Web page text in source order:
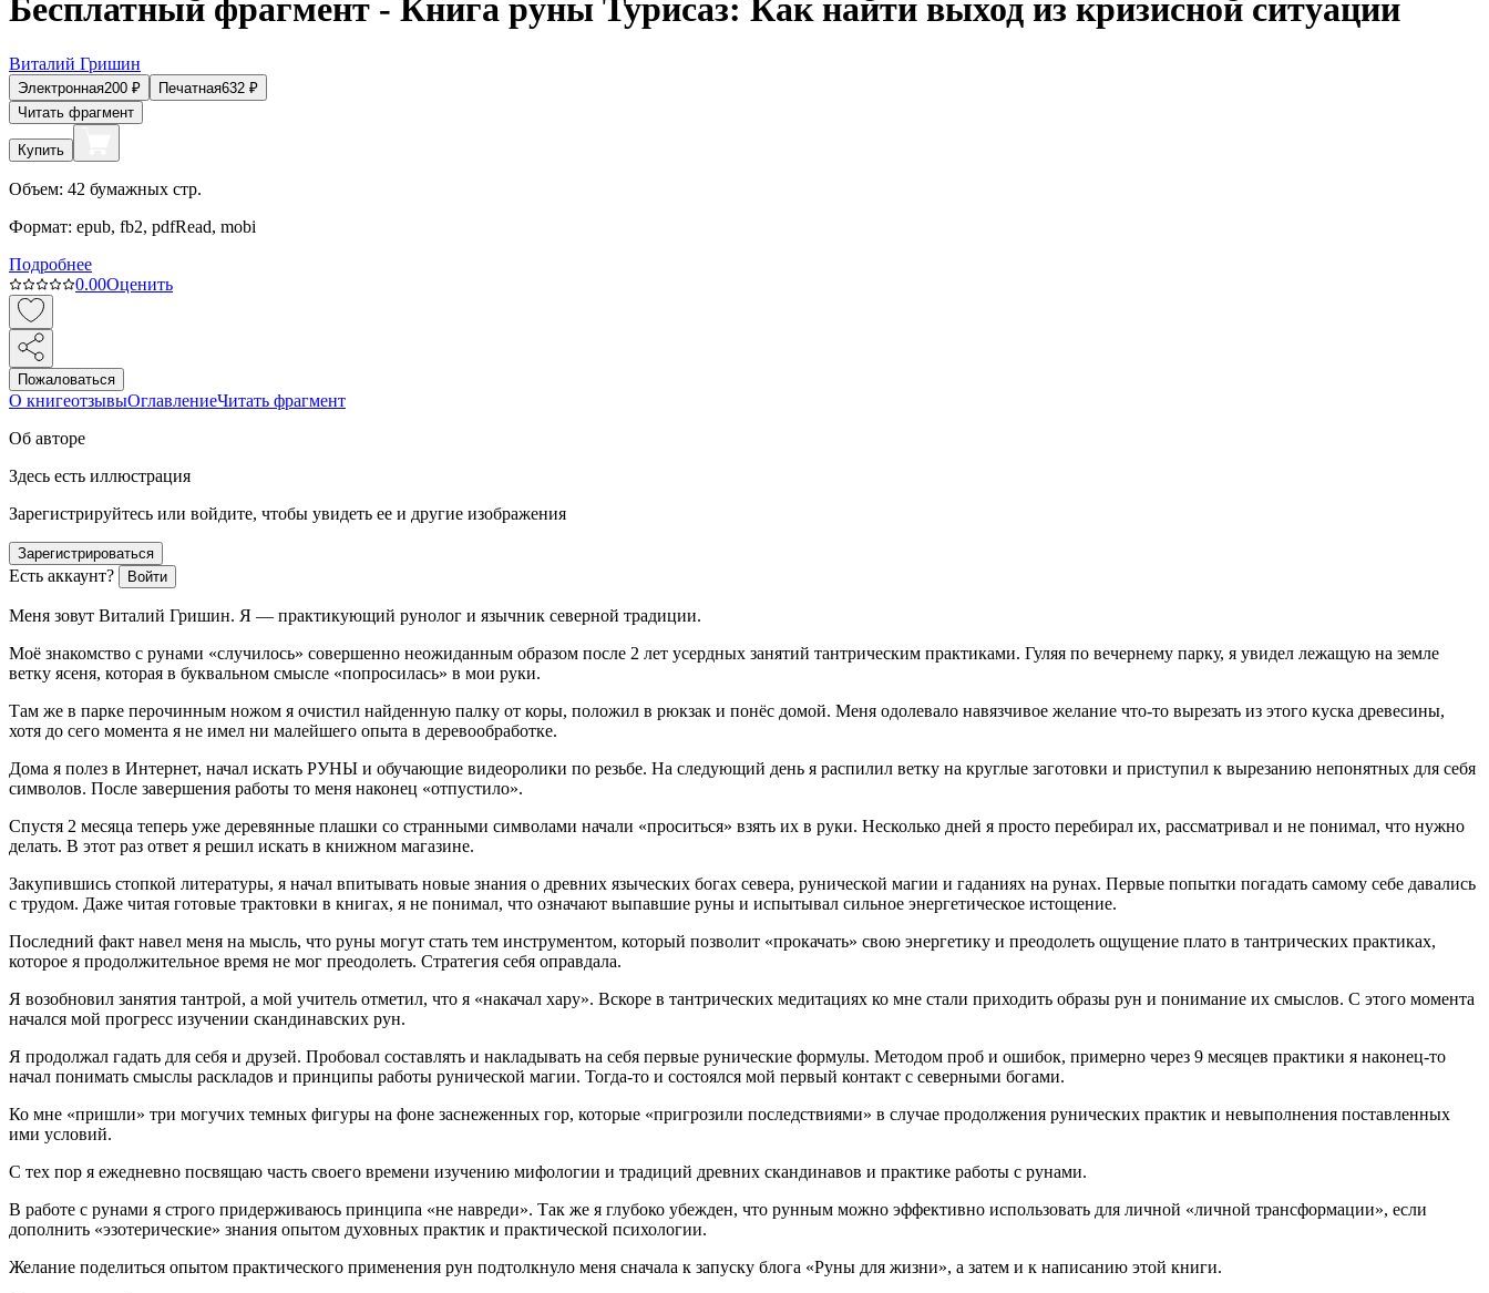
Бесплатный фрагмент - Книга руны Турисаз: Как найти выход из кризисной ситуации
Виталий Гришин
Электронная200 ₽ Печатная632 ₽
Читать фрагмент
Купить
Объем: 42 бумажных стр.
Формат: epub, fb2, pdfRead, mobi
Подробнее
0.00Оценить
Пожаловаться
О книгеотзывыОглавлениеЧитать фрагмент
Об авторе
Здесь есть иллюстрация
Зарегистрируйтесь или войдите, чтобы увидеть ее и другие изображения
Зарегистрироваться
Есть аккаунт? Войти
Меня зовут Виталий Гришин. Я — практикующий рунолог и язычник северной традиции.
Моё знакомство с рунами «случилось» совершенно неожиданным образом после 2 лет усердных занятий тантрическим практиками. Гуляя по вечернему парку, я увидел лежащую на земле
ветку ясеня, которая в буквальном смысле «попросилась» в мои руки.
Там же в парке перочинным ножом я очистил найденную палку от коры, положил в рюкзак и понёс домой. Меня одолевало навязчивое желание что-то вырезать из этого куска древесины,
хотя до сего момента я не имел ни малейшего опыта в деревообработке.
Дома я полез в Интернет, начал искать РУНЫ и обучающие видеоролики по резьбе. На следующий день я распилил ветку на круглые заготовки и приступил к вырезанию непонятных для себя
символов. После завершения работы то меня наконец «отпустило».
Спустя 2 месяца теперь уже деревянные плашки со странными символами начали «проситься» взять их в руки. Несколько дней я просто перебирал их, рассматривал и не понимал, что нужно
делать. В этот раз ответ я решил искать в книжном магазине.
Закупившись стопкой литературы, я начал впитывать новые знания о древних языческих богах севера, рунической магии и гаданиях на рунах. Первые попытки погадать самому себе давались
с трудом. Даже читая готовые трактовки в книгах, я не понимал, что означают выпавшие руны и испытывал сильное энергетическое истощение.
Последний факт навел меня на мысль, что руны могут стать тем инструментом, который позволит «прокачать» свою энергетику и преодолеть ощущение плато в тантрических практиках,
которое я продолжительное время не мог преодолеть. Стратегия себя оправдала.
Я возобновил занятия тантрой, а мой учитель отметил, что я «накачал хару». Вскоре в тантрических медитациях ко мне стали приходить образы рун и понимание их смыслов. С этого момента
начался мой прогресс изучении скандинавских рун.
Я продолжал гадать для себя и друзей. Пробовал составлять и накладывать на себя первые рунические формулы. Методом проб и ошибок, примерно через 9 месяцев практики я наконец-то
начал понимать смыслы раскладов и принципы работы рунической магии. Тогда-то и состоялся мой первый контакт с северными богами.
Ко мне «пришли» три могучих темных фигуры на фоне заснеженных гор, которые «пригрозили последствиями» в случае продолжения рунических практик и невыполнения поставленных
ими условий.
С тех пор я ежедневно посвящаю часть своего времени изучению мифологии и традиций древних скандинавов и практике работы с рунами.
В работе с рунами я строго придерживаюсь принципа «не навреди». Так же я глубоко убежден, что рунным можно эффективно использовать для личной «личной трансформации», если
дополнить «эзотерические» знания опытом духовных практик и практической психологии.
Желание поделиться опытом практического применения рун подтолкнуло меня сначала к запуску блога «Руны для жизни», а затем и к написанию этой книги.